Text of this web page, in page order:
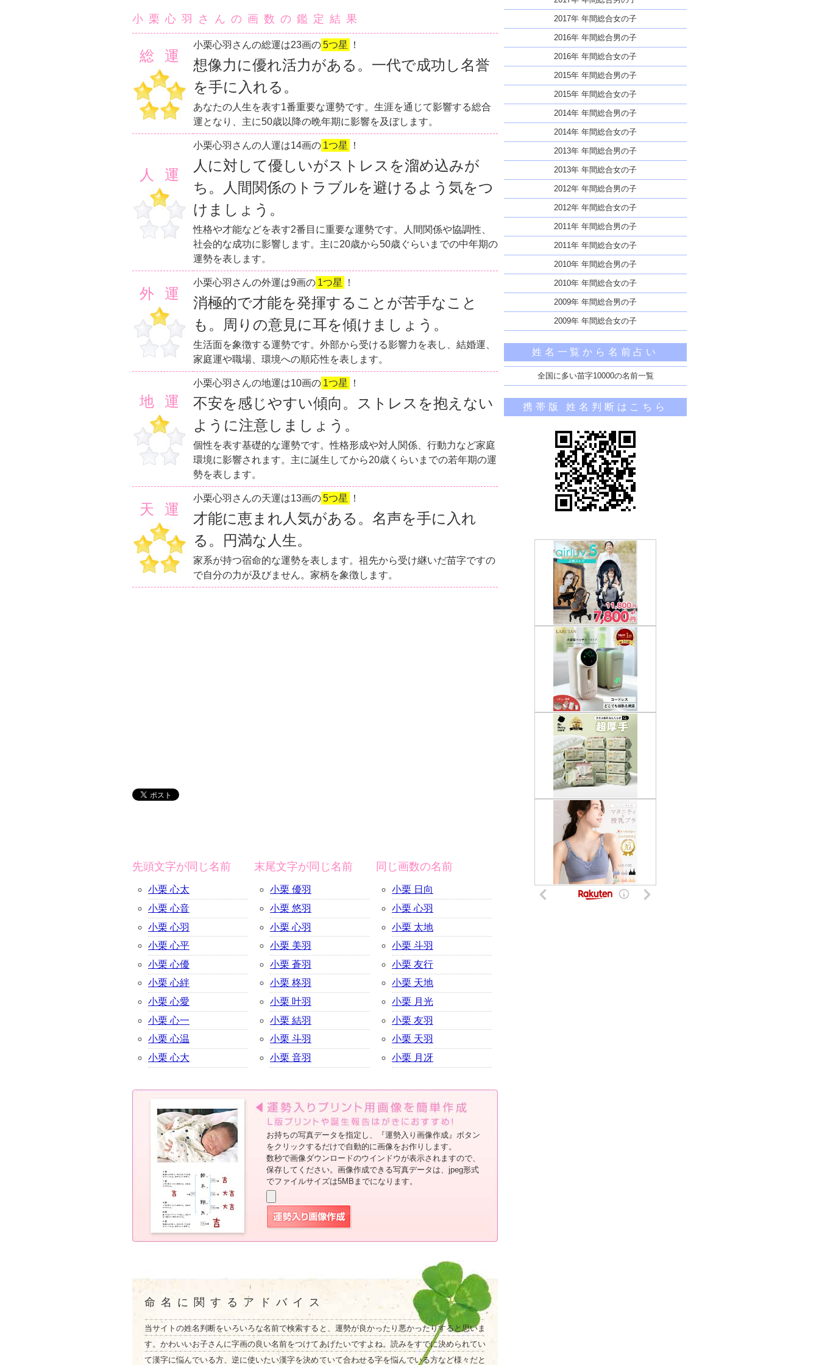
小栗心羽さんの画数の鑑定結果
総運
小栗心羽さんの総運は23画の5つ星 ！
想像力に優れ活力がある。一代で成功し名誉
を手に入れる。
あなたの人生を表す1番重要な運勢です。生涯を通じて影響する総合
運となり、主に50歳以降の晩年期に影響を及ぼします。
人運
小栗心羽さんの人運は14画の 1つ星 ！
人に対して優しいがストレスを溜め込みが
ち。人間関係のトラブルを避けるよう気をつ
けましょう。
性格や才能などを表す2番目に重要な運勢です。人間関係や協調性、
社会的な成功に影響します。主に20歳から50歳ぐらいまでの中年期の
運勢を表します。
外運
小栗心羽さんの外運は9画の 1つ星 ！
消極的で才能を発揮することが苦手なこと
も。周りの意見に耳を傾けましょう。
生活面を象徴する運勢です。外部から受ける影響力を表し、結婚運、
家庭運や職場、環境への順応性を表します。
地運
小栗心羽さんの地運は10画の 1つ星 ！
不安を感じやすい傾向。ストレスを抱えない
ように注意しましょう。
個性を表す基礎的な運勢です。性格形成や対人関係、行動力など家庭
環境に影響されます。主に誕生してから20歳くらいまでの若年期の運
勢を表します。
天運
小栗心羽さんの天運は13画の5つ星 ！
才能に恵まれ人気がある。名声を手に入れ
る。円満な人生。
家系が持つ宿命的な運勢を表します。祖先から受け継いだ苗字ですの
で自分の力が及びません。家柄を象徴します。
先頭文字が同じ名前
小栗 心太
小栗 心音
小栗 心羽
小栗 心平
小栗 心優
小栗 心絆
小栗 心愛
小栗 心一
小栗 心温
小栗 心大
末尾文字が同じ名前
小栗 優羽
小栗 悠羽
小栗 心羽
小栗 美羽
小栗 蒼羽
小栗 柊羽
小栗 叶羽
小栗 結羽
小栗 斗羽
小栗 音羽
同じ画数の名前
小栗 日向
小栗 心羽
小栗 太地
小栗 斗羽
小栗 友行
小栗 天地
小栗 月光
小栗 友羽
小栗 天羽
小栗 月冴
お持ちの写真データを指定し、『運勢入り画像作成』ボタン
をクリックするだけで自動的に画像をお作りします。
数秒で画像ダウンロードのウインドウが表示されますので、
保存してください。画像作成できる写真データは、jpeg形式
でファイルサイズは5MBまでになります。
命名に関するアドバイス
当サイトの姓名判断をいろいろな名前で検索すると、運勢が良かったり悪かったりすると思いま
す。かわいいお子さんに字画の良い名前をつけてあげたいですよね。読みをすでに決められてい
て漢字に悩んでいる方、逆に使いたい漢字を決めていて合わせる字を悩んでいる方など様々だと
2017年 年間総合女の子
2016年 年間総合男の子
2016年 年間総合女の子
2015年 年間総合男の子
2015年 年間総合女の子
2014年 年間総合男の子
2014年 年間総合女の子
2013年 年間総合男の子
2013年 年間総合女の子
2012年 年間総合男の子
2012年 年間総合女の子
2011年 年間総合男の子
2011年 年間総合女の子
2010年 年間総合男の子
2010年 年間総合女の子
2009年 年間総合男の子
2009年 年間総合女の子
姓名一覧から名前占い
全国に多い苗字10000の名前一覧
携帯版 姓名判断はこちら